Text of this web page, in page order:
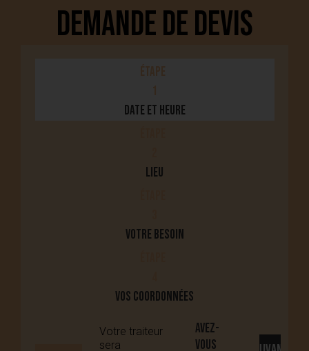
Demande de devis
1
Date et heure
Lieu
Votre besoin
Vos coordonnées
Votre traiteur
sera
Avez-
vous